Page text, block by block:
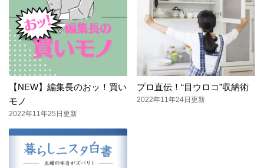
【NEW】編集長のおッ！買い
モノ
2022年11年25日更新
プロ直伝！“目ウロコ”収納術
2022年11年24日更新